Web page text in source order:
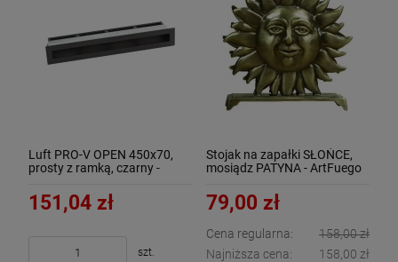
Luft PRO-V OPEN 450x70,
prosty z ramką, czarny -
151,04 zł
szt.
Stojak na zapałki SŁOŃCE,
mosiądz PATYNA - ArtFuego
79,00 zł
Cena regularna:
158,00 zł
Najniższa cena:
158,00 zł